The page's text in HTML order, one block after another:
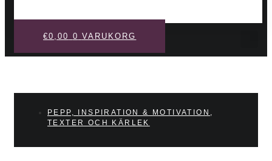
€0,00 0 VARUKORG
PEPP, INSPIRATION & MOTIVATION ,
TEXTER OCH KÄRLEK